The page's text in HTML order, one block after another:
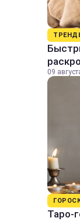
09
Таро-